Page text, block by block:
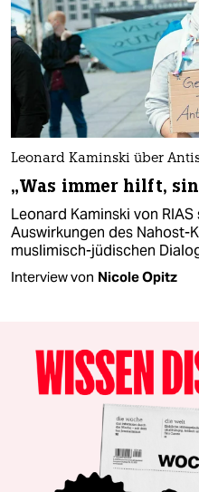
Leonard Kaminski über
„Was immer hilft,
Leonard Kaminski von
Auswirkungen des Nahost-
muslimisch-jüdischen
Interview von Nicole Opitz